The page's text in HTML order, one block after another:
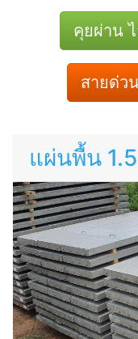
คุยผ่าน
สายด่ว
แผ่นพื้น